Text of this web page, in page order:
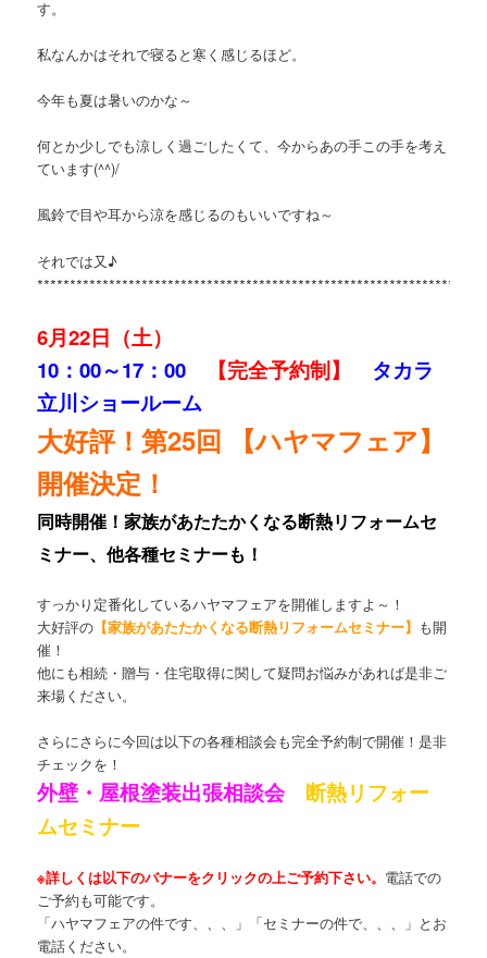
す。
私なんかはそれで寝ると寒く感じるほど。
今年も夏は暑いのかな～
何とか少しでも涼しく過ごしたくて、今からあの手この手を考え
ています(^^)/
風鈴で目や耳から涼を感じるのもいいですね～
それでは又♪
6月22日（土）
10：00～17：00
【完全予約制】
タカラ
立川ショールーム
大好評！第25回 【ハヤマフェア】
開催決定！
同時開催！家族があたたかくなる断熱リフォームセ
ミナー、他各種セミナーも！
すっかり定番化しているハヤマフェアを開催しますよ～！
大好評の 【家族があたたかくなる断熱リフォームセミナー】 も開
催！
他にも相続・贈与・住宅取得に関して疑問お悩みがあれば是非ご
来場ください。
さらにさらに今回は以下の各種相談会も完全予約制で開催！是非
チェックを！
外壁・屋根塗装出張相談会
断熱リフォー
ムセミナー
※詳しくは以下のバナーをクリックの上ご予約下さい。 電話での
ご予約も可能です。
「ハヤマフェアの件です、、、」「セミナーの件で、、、」とお
電話ください。